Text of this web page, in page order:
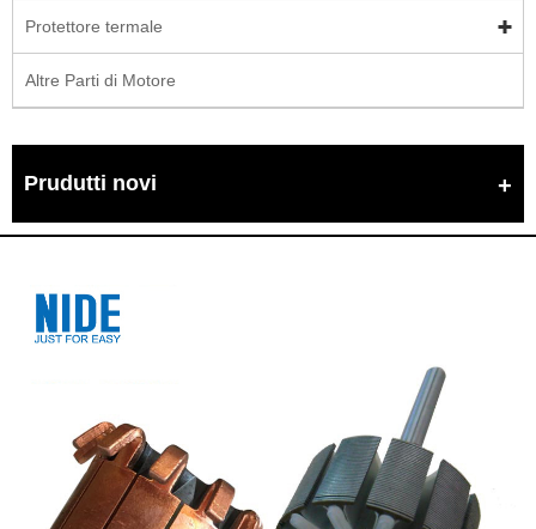
Protettore termale
Altre Parti di Motore
Prudutti novi